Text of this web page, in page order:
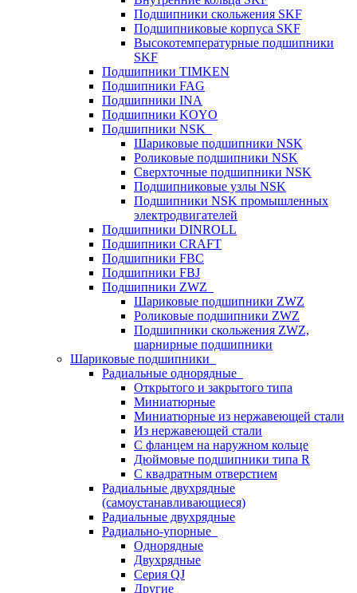
Подшипники скольжения SKF
Подшипниковые корпуса SKF
Высокотемпературные подшипники
SKF
Подшипники TIMKEN
Подшипники FAG
Подшипники INA
Подшипники KOYO
Подшипники NSK
Шариковые подшипники NSK
Роликовые подшипники NSK
Сверхточные подшипники NSK
Подшипниковые узлы NSK
Подшипники NSK промышленных
электродвигателей
Подшипники DINROLL
Подшипники CRAFT
Подшипники FBC
Подшипники FBJ
Подшипники ZWZ
Шариковые подшипники ZWZ
Роликовые подшипники ZWZ
Подшипники скольжения ZWZ,
шарнирные подшипники
Шариковые подшипники
Радиальные однорядные
Открытого и закрытого типа
Миниатюрные
Миниатюрные из нержавеющей стали
Из нержавеющей стали
С фланцем на наружном кольце
Дюймовые подшипники типа R
С квадратным отверстием
Радиальные двухрядные
(самоустанавливающиеся)
Радиальные двухрядные
Радиально-упорные
Однорядные
Двухрядные
Серия QJ
Другие